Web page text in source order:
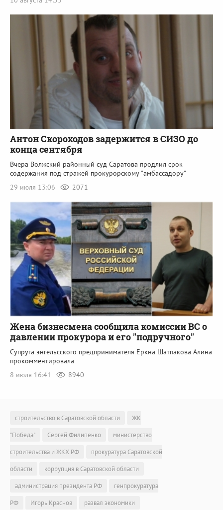
Антон Скороходов задержится в СИЗО до
конца сентября
Вчера Волжский районный суд Саратова продлил срок
содержания под стражей прокурорскому "амбассадору"
29 июля 13:06
2071
Жена бизнесмена сообщила комиссии ВС о
давлении прокурора и его "подручного"
Супруга энгельсского предпринимателя Еркна Шатпакова Алина
прокомментировала
8 июля 16:41
8940
строительство в Саратовской области
ЖК
"Победа"
Сергей Филипенко
министерство
строительства и ЖКХ РФ
прокуратура Саратовской
области
коррупция в Саратовской области
администрация президента РФ
генпрокуратура
РФ
Игорь Краснов развал экономики